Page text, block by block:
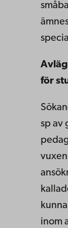
för
sp av
inom